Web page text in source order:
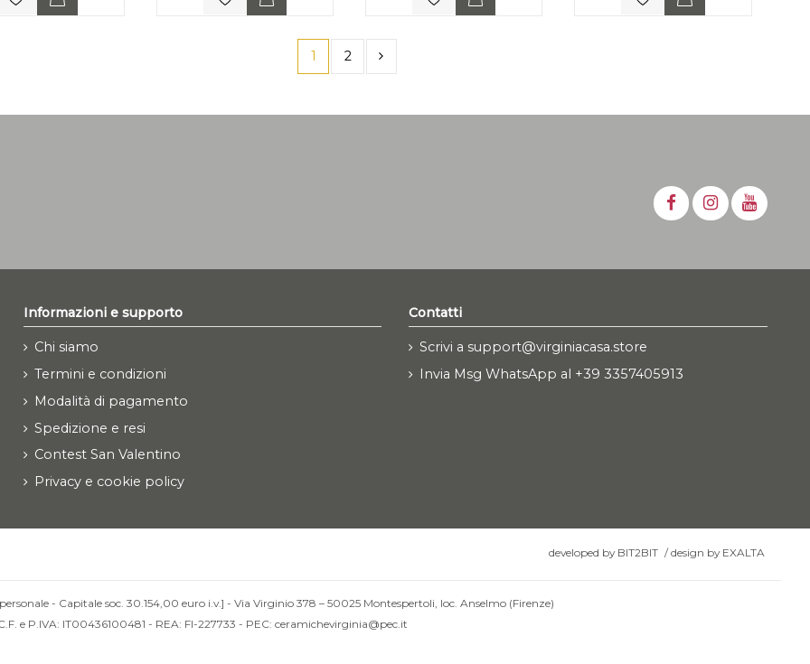
1 2
Informazioni e supporto
Chi siamo
Termini e condizioni
Modalità di pagamento
Spedizione e resi
Contest San Valentino
Privacy e cookie policy
Contatti
Scrivi a support@virginiacasa.store
Invia Msg WhatsApp al +39 3357405913
developed by BIT2BIT /design by EXALTA
- Capitale soc. 30.154,00 euro i.v.] - Via Virginio 378 – 50025 Montespertoli, loc. Anselmo (Firenze)
e P.IVA: IT00436100481 - REA: FI-227733 - PEC: ceramichevirginia@pec.it